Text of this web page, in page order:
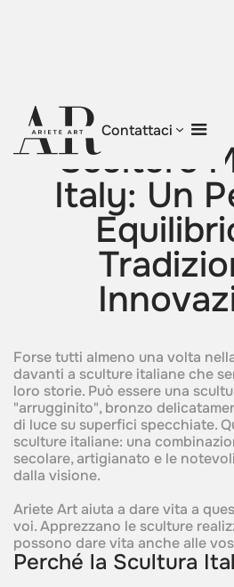
Contattaci
Torna al blog
Sculture
Italy: Un
Forse tutti almeno una volta
davanti a sculture italiane che
loro storie. Può essere una
"arrugginito", bronzo
di luce su superfici specchiate.
sculture italiane: una
secolare, artigianato e le
dalla visione.
Ariete Art aiuta a dare vita a
voi. Apprezzano le sculture
possono dare vita anche alle
Perché la Scultura